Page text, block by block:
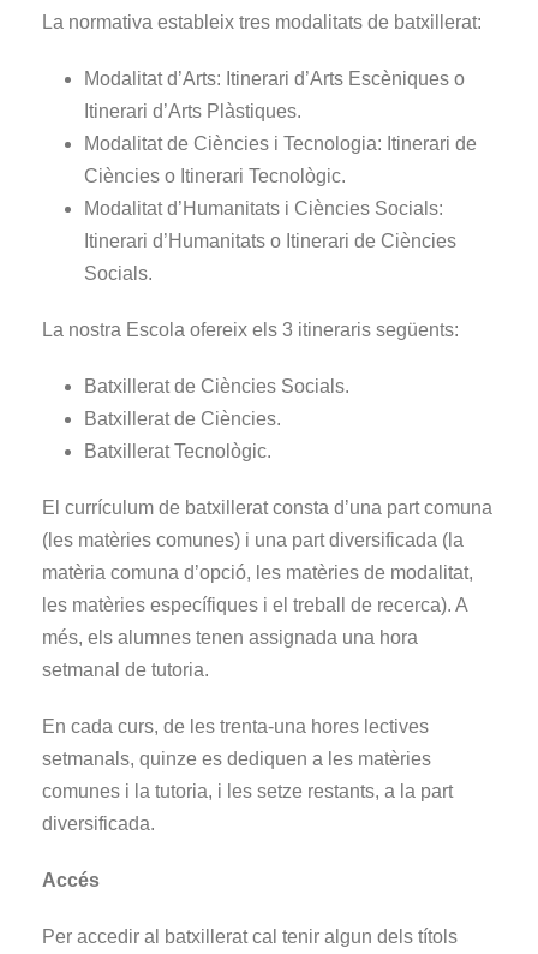
La normativa estableix tres modalitats de batxillerat:
Modalitat d’Arts: Itinerari d’Arts Escèniques o
Itinerari d’Arts Plàstiques.
Modalitat de Ciències i Tecnologia: Itinerari de
Ciències o Itinerari Tecnològic.
Modalitat d’Humanitats i Ciències Socials:
Itinerari d’Humanitats o Itinerari de Ciències
Socials.
La nostra Escola ofereix els 3 itineraris següents:
Batxillerat de Ciències Socials.
Batxillerat de Ciències.
Batxillerat Tecnològic.
El currículum de batxillerat consta d’una part comuna
(les matèries comunes) i una part diversificada (la
matèria comuna d’opció, les matèries de modalitat,
les matèries específiques i el treball de recerca). A
més, els alumnes tenen assignada una hora
setmanal de tutoria.
En cada curs, de les trenta-una hores lectives
setmanals, quinze es dediquen a les matèries
comunes i la tutoria, i les setze restants, a la part
diversificada.
Accés
Per accedir al batxillerat cal tenir algun dels títols